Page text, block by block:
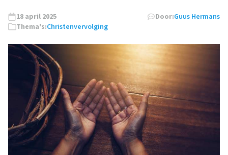
18 april 2025 Door:Guus Hermans
Thema's:Christenvervolging